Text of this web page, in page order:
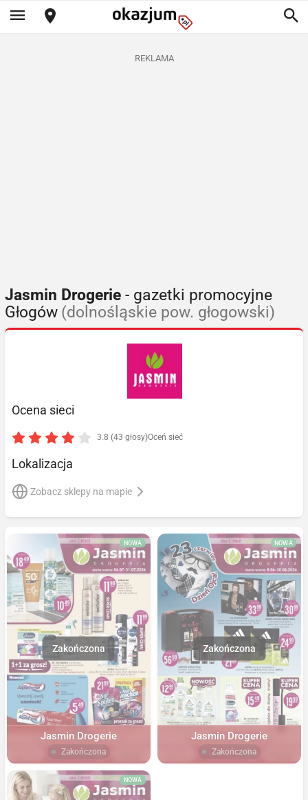
REKLAMA
Jasmin Drogerie - gazetki promocyjne
Głogów (dolnośląskie pow. głogowski)
Ocena sieci
3.8 (43 głosy)Oceń sieć
Lokalizacja
Zobacz sklepy na mapie
NOWA
Jasmin Drogerie
Zakończona
NOWA
Jasmin Drogerie
Zakończona
NOWA